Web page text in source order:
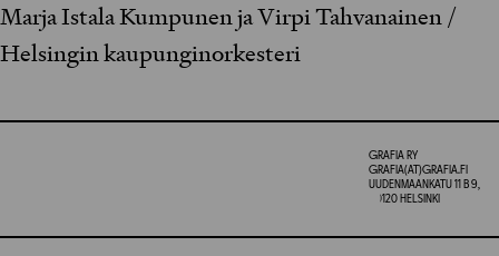
Marja Istala Kumpunen ja Virpi Tahvanainen /
Helsingin kaupunginorkesteri
GRAFIA RY
GRAFIA(AT)GRAFIA.FI
UUDENMAANKATU 11 B 9,
00120 HELSINKI